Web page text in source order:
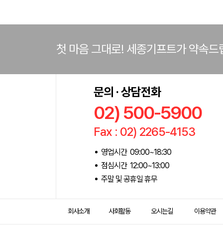
첫 마음 그대로! 세종기프트가 약속드
문의 · 상담전화
02) 500-5900
Fax : 02) 2265-4153
영업시간 09:00~18:30
점심시간 12:00~13:00
주말 및 공휴일 휴무
회사소개 사회활동 오시는길 이용약관